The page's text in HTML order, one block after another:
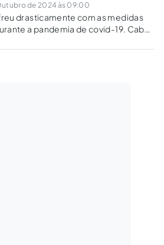
de 2024 às 09:00
drasticamente com as medidas
a pandemia de covid-19. Cabe